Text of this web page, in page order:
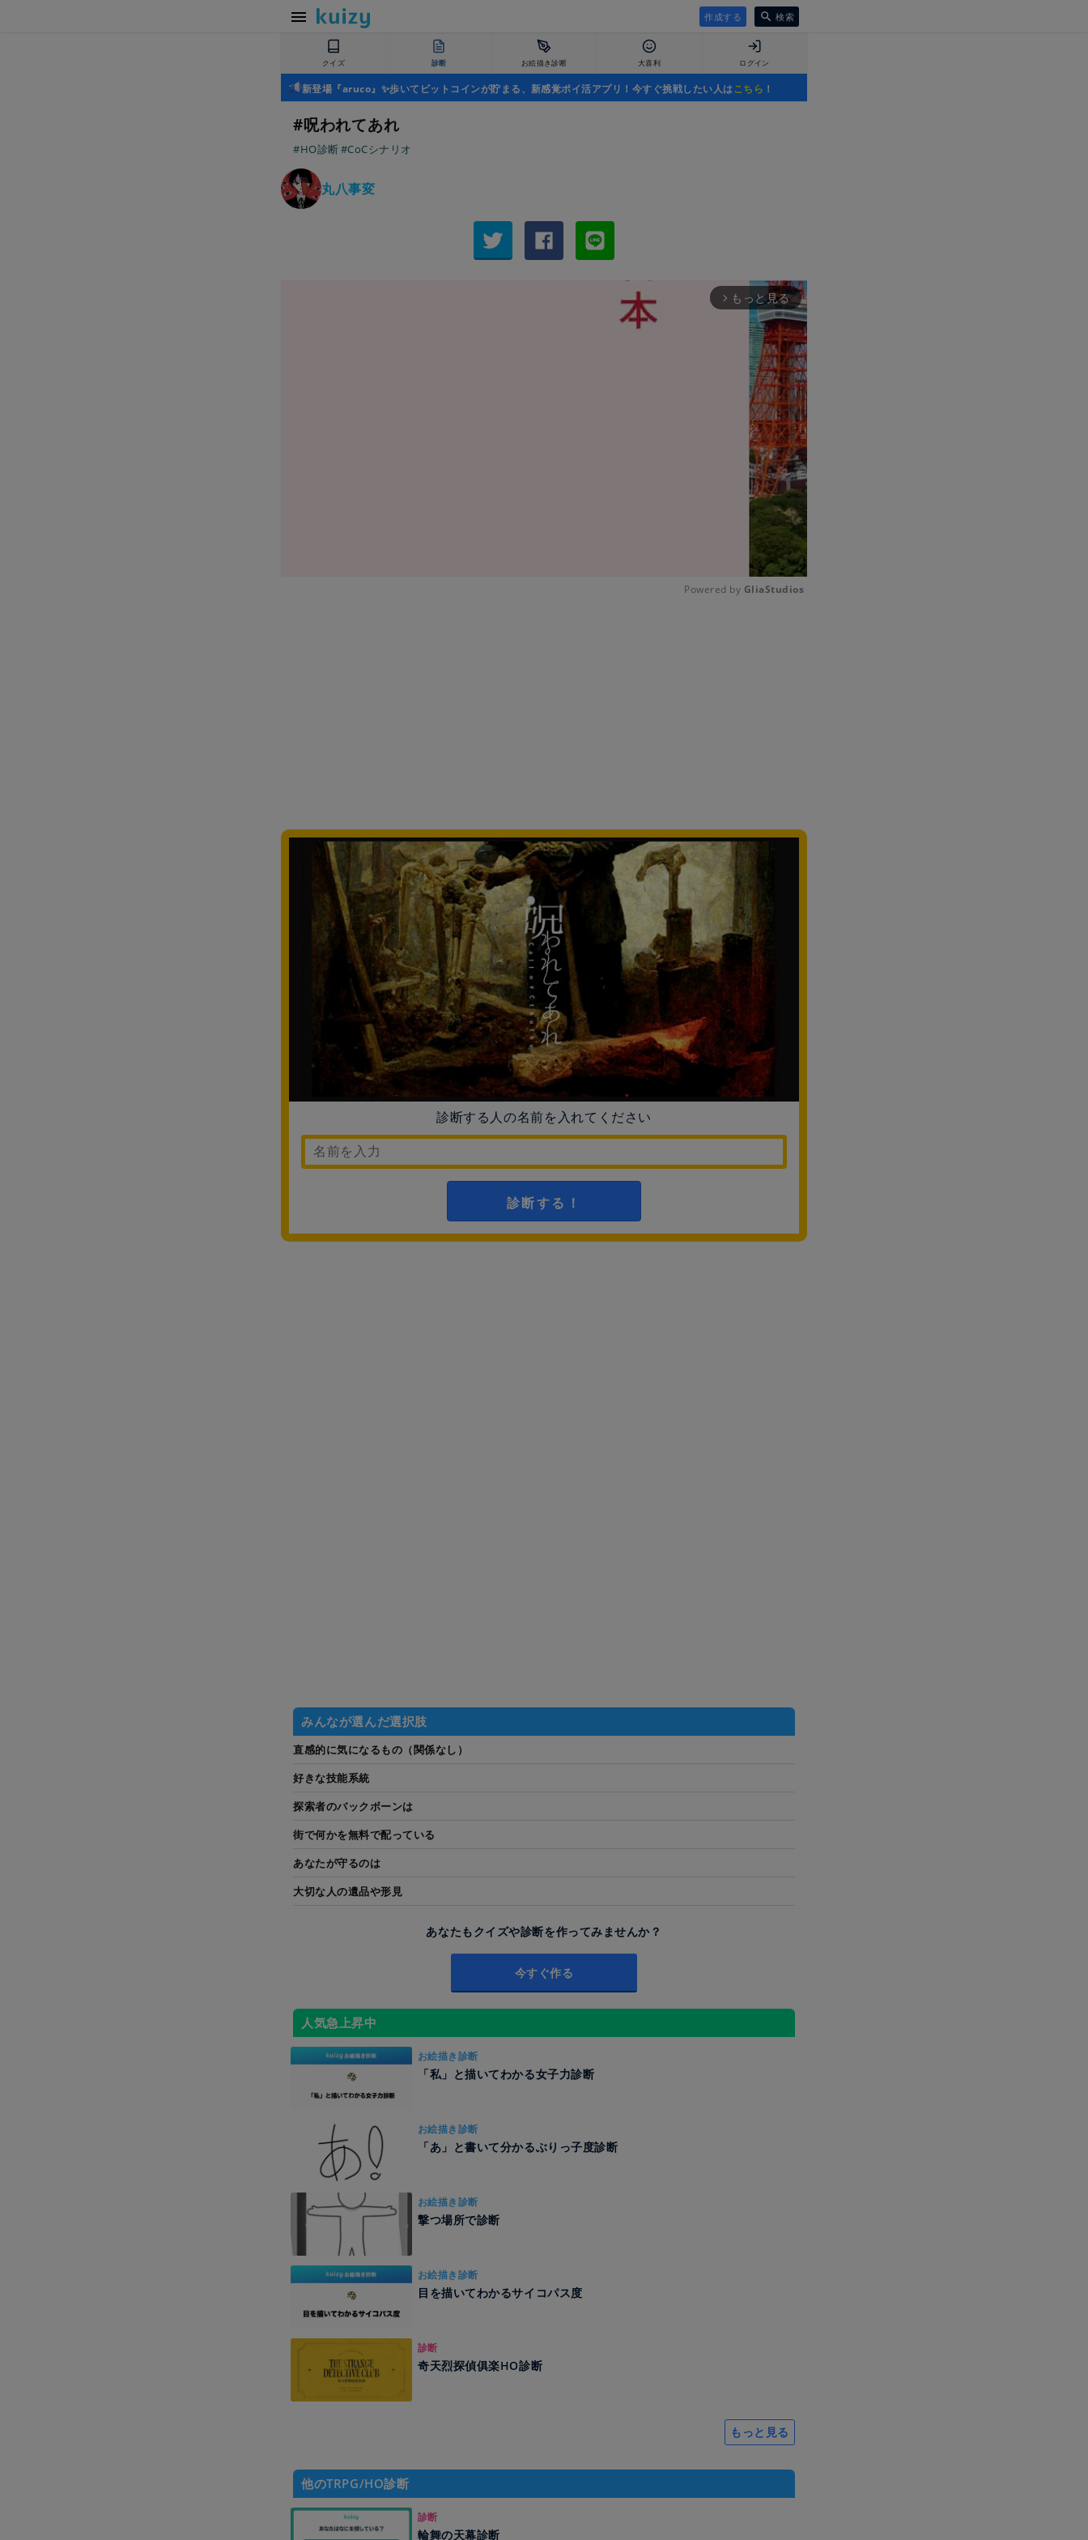
作成する 検索
クイズ 診断 お絵描き診断 大喜利 ログイン
新登場『aruco』✨歩いてビットコインが貯まる、新感覚ポイ活アプリ！今すぐ挑戦したい人はこちら ！
#呪われてあれ
#HO診断#CoCシナリオ
丸八事変
arrow_forward_ios もっと見る
Powered by GliaStudios
診断する人の名前を入れてください
診断する！
みんなが選んだ選択肢
直感的に気になるもの（関係なし）
好きな技能系統
探索者のバックボーンは
街で何かを無料で配っている
あなたが守るのは
大切な人の遺品や形見
あなたもクイズや診断を作ってみませんか？
今すぐ作る
人気急上昇中
お絵描き診断
「私」と描いてわかる女子力診断
お絵描き診断
「あ」と書いて分かるぶりっ子度診断
お絵描き診断
撃つ場所で診断
お絵描き診断
目を描いてわかるサイコパス度
診断
奇天烈探偵俱楽HO診断
もっと見る
他のTRPG/HO診断
診断
輪舞の天幕診断